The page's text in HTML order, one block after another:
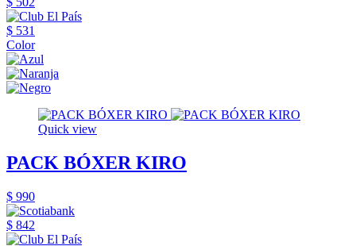
$ 531
Color
Quick view
PACK BÓXER KIRO
$ 990
$ 842